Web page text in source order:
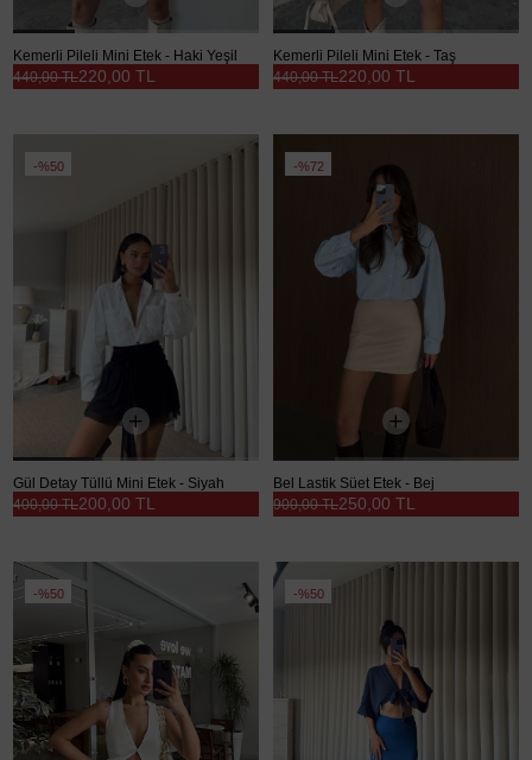
Kemerli Pileli Mini Etek - Haki Yeşil
220,00 TL
440,00 TL
Kemerli Pileli Mini Etek - Taş
220,00 TL
440,00 TL
%50
Gül Detay Tüllü Mini Etek - Siyah
200,00 TL
400,00 TL
%72
Bel Lastik Süet Etek - Bej
250,00 TL
900,00 TL
%50 %50